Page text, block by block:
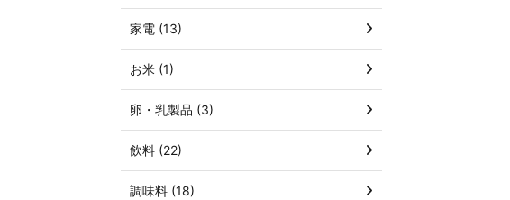
家電 (13)
お米 (1)
卵・乳製品 (3)
飲料 (22)
調味料 (18)